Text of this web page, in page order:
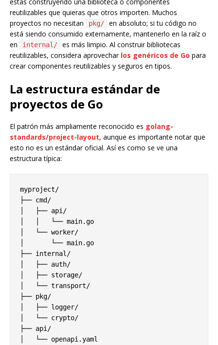
reutilizables que quieras que otros importen. Muchos
proyectos no necesitan
pkg/
en absoluto; si tu código no
está siendo consumido externamente, mantenerlo en la raíz o
en
internal/
es más limpio. Al construir bibliotecas
reutilizables, considera aprovechar los genéricos de Go para
crear componentes reutilizables y seguros en tipos.
La estructura estándar de
proyectos de Go
El patrón más ampliamente reconocido es golang-
standards/project-layout, aunque es importante notar que
esto no es un estándar oficial. Así es como se ve una
estructura típica:
myproject/
├── cmd/
│   ├── api/
│   │   └── main.go
│   └── worker/
│       └── main.go
├── internal/
│   ├── auth/
│   ├── storage/
│   └── transport/
├── pkg/
│   ├── logger/
│   └── crypto/
├── api/
│   └── openapi.yaml